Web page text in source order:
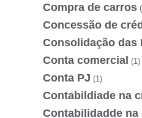
Compra de carros
Concessão de
Consolidação das
Conta comercial (1)
Conta PJ (1)
Contabildiade na
Contabilidadde na